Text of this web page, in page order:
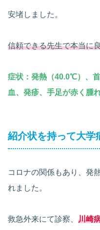
安堵しました。
信頼できる先生で本当に
症状：発熱（40.0℃）、
血、発疹、手足が赤く腫
紹介状を持って大学
コロナの関係もあり、発
れました。
救急外来にて診察、 川崎